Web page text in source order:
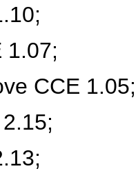
1.07;
CCE 1.05;